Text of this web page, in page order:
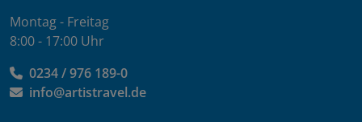
Montag - Freitag
8:00 - 17:00 Uhr
0234 / 976 189-0
info@artistravel.de